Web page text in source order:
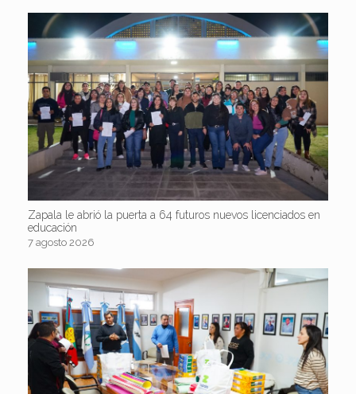
Zapala le abrió la puerta a 64 futuros nuevos licenciados en
educación
7 agosto 2026